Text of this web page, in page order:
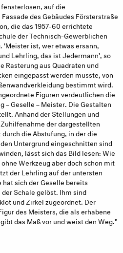
auf die
des Gebäudes Försterstraße
die das 1957-60 errichtete
der Technisch-Gewerblichen
ist, wer etwas ersann,
Lehrling, das ist Jedermann', so
Rasterung aus Quadraten und
eingepasst werden musste, von
bestimmt wird.
Figuren verdeut­lichen die
– Geselle – Meister. Die Gestalten
Anhand der Stellungen und
der dargestellten
die Abstufung, in der die
Untergrund eingeschnitten sind
lässt sich das Bild lesen: Wie
Werkzeug aber doch schon mit
der Lehrling auf der untersten
sich der Geselle bereits
Schale gelöst. Ihm sind
und Zirkel zugeordnet. Der
des Meisters, die als erhabene
das Maß vor und weist den Weg."